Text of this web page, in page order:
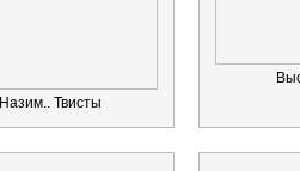
Назим.. Твисты